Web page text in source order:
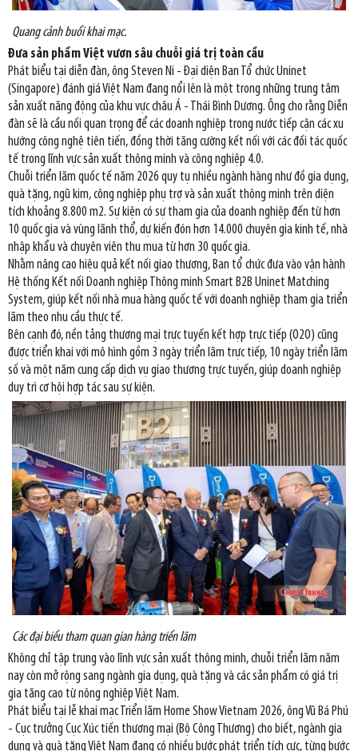
Quang cảnh buổi khai mạc.
Đưa sản phẩm Việt vươn sâu chuỗi giá trị toàn cầu
Phát biểu tại diễn đàn, ông Steven Ni - Đại diện Ban Tổ chức Uninet
(Singapore) đánh giá Việt Nam đang nổi lên là một trong những trung tâm
sản xuất năng động của khu vực châu Á - Thái Bình Dương. Ông cho rằng Diễn
đàn sẽ là cầu nối quan trọng để các doanh nghiệp trong nước tiếp cận các xu
hướng công nghệ tiên tiến, đồng thời tăng cường kết nối với các đối tác quốc
tế trong lĩnh vực sản xuất thông minh và công nghiệp 4.0.
Chuỗi triển lãm quốc tế năm 2026 quy tụ nhiều ngành hàng như đồ gia dụng,
quà tặng, ngũ kim, công nghiệp phụ trợ và sản xuất thông minh trên diện
tích khoảng 8.800 m2. Sự kiện có sự tham gia của doanh nghiệp đến từ hơn
10 quốc gia và vùng lãnh thổ, dự kiến đón hơn 14.000 chuyên gia kinh tế, nhà
nhập khẩu và chuyên viên thu mua từ hơn 30 quốc gia.
Nhằm nâng cao hiệu quả kết nối giao thương, Ban tổ chức đưa vào vận hành
Hệ thống Kết nối Doanh nghiệp Thông minh Smart B2B Uninet Matching
System, giúp kết nối nhà mua hàng quốc tế với doanh nghiệp tham gia triển
lãm theo nhu cầu thực tế.
Bên cạnh đó, nền tảng thương mại trực tuyến kết hợp trực tiếp (O2O) cũng
được triển khai với mô hình gồm 3 ngày triển lãm trực tiếp, 10 ngày triển lãm
số và một năm cung cấp dịch vụ giao thương trực tuyến, giúp doanh nghiệp
duy trì cơ hội hợp tác sau sự kiện.
Các đại biểu tham quan gian hàng triển lãm
Không chỉ tập trung vào lĩnh vực sản xuất thông minh, chuỗi triển lãm năm
nay còn mở rộng sang ngành gia dụng, quà tặng và các sản phẩm có giá trị
gia tăng cao từ nông nghiệp Việt Nam.
Phát biểu tại lễ khai mạc Triển lãm Home Show Vietnam 2026, ông Vũ Bá Phú
- Cục trưởng Cục Xúc tiến thương mại (Bộ Công Thương) cho biết, ngành gia
dụng và quà tặng Việt Nam đang có nhiều bước phát triển tích cực, từng bước